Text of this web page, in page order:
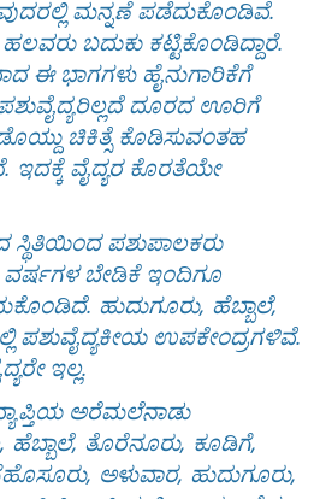
ಮನ್ನಣೆ ಪಡೆದುಕೊಂಡಿವೆ.
ಬದುಕು ಕಟ್ಟಿಕೊಂಡಿದ್ದಾರೆ.
ಈ ಭಾಗಗಳು ಹೈನುಗಾರಿಕೆಗೆ
ದೂರದ ಊರಿಗೆ
ಚಿಕಿತ್ಸೆ ಕೊಡಿಸುವಂತಹ
ಇದಕ್ಕೆ ವೈದ್ಯರ ಕೊರತೆಯೇ
ಸ್ಥಿತಿಯಿಂದ ಪಶುಪಾಲಕರು
ವರ್ಷಗಳ ಬೇಡಿಕೆ ಇಂದಿಗೂ
ಹುದುಗೂರು, ಹೆಬ್ಬಾಲೆ,
ಪಶುವೈದ್ಯಕೀಯ ಉಪಕೇಂದ್ರಗಳಿವೆ.
ಇಲ್ಲ.
ಅರೆಮಲೆನಾಡು
ಹೆಬ್ಬಾಲೆ, ತೊರೆನೂರು, ಕೂಡಿಗೆ,
ಅಳುವಾರ, ಹುದುಗೂರು,